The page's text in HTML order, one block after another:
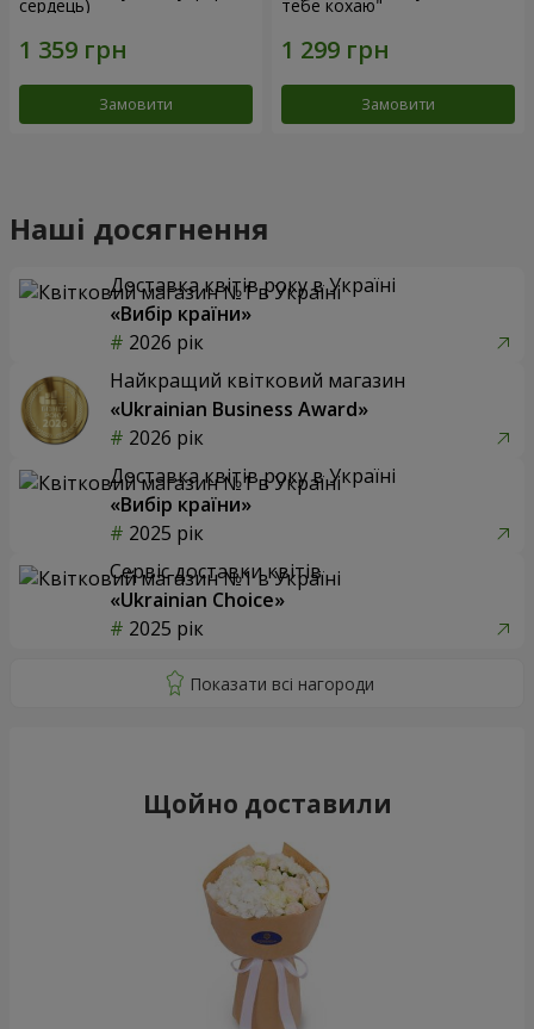
сердець)
Замовити
тебе кохаю"
Замовити
Наші досягнення
Доставка квітів року в Україні
«Вибір країни»
2026 рік
Найкращий квітковий магазин
«Ukrainian Business Award»
2026 рік
Доставка квітів року в Україні
«Вибір країни»
2025 рік
Сервіс доставки квітів
«Ukrainian Choice»
2025 рік
Щойно доставили